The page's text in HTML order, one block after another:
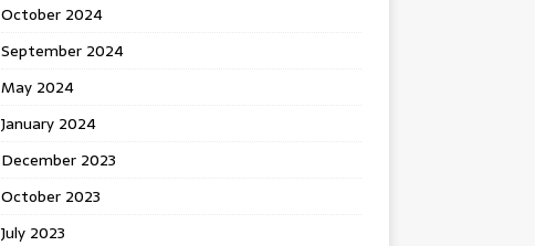
October 2024
September 2024
May 2024
January 2024
December 2023
October 2023
July 2023